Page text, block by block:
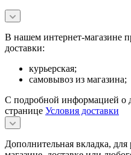
В нашем интернет-магазине
доставки:
курьерская;
самовывоз из магазина;
С подробной информацией о
странице Условия доставки
Дополнительная вкладка,